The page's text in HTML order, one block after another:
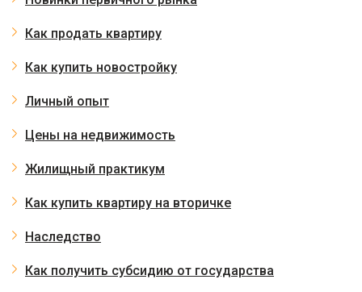
Как продать квартиру
Как купить новостройку
Личный опыт
Цены на недвижимость
Жилищный практикум
Как купить квартиру на вторичке
Наследство
Как получить субсидию от государства